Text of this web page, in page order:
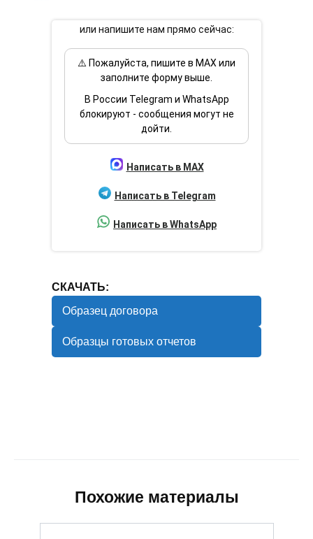
или напишите нам прямо сейчас:
⚠️ Пожалуйста, пишите в MAX или
заполните форму выше.
В России Telegram и WhatsApp
блокируют - сообщения могут не
дойти.
Написать в MAX
Написать в Telegram
Написать в WhatsApp
СКАЧАТЬ:
Образец договора
Образцы готовых отчетов
Похожие материалы